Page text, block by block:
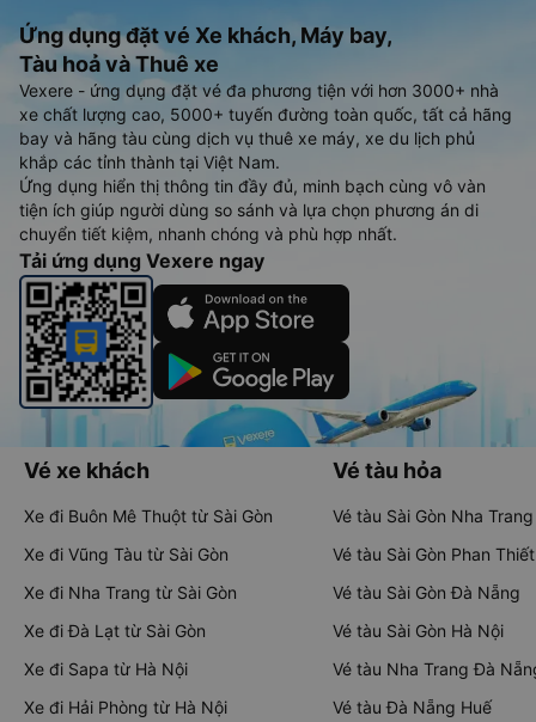
Ứng dụng đặt vé Xe khách, Máy bay,
Tàu hoả và Thuê xe
Vexere - ứng dụng đặt vé đa phương tiện với hơn 3000+ nhà
xe chất lượng cao, 5000+ tuyến đường toàn quốc, tất cả hãng
bay và hãng tàu cùng dịch vụ thuê xe máy, xe du lịch phủ
khắp các tỉnh thành tại Việt Nam.
Ứng dụng hiển thị thông tin đầy đủ, minh bạch cùng vô vàn
tiện ích giúp người dùng so sánh và lựa chọn phương án di
chuyển tiết kiệm, nhanh chóng và phù hợp nhất.
Tải ứng dụng Vexere ngay
Vé xe khách
Xe đi Buôn Mê Thuột từ Sài Gòn
Xe đi Vũng Tàu từ Sài Gòn
Xe đi Nha Trang từ Sài Gòn
Xe đi Đà Lạt từ Sài Gòn
Xe đi Sapa từ Hà Nội
Xe đi Hải Phòng từ Hà Nội
Vé tàu hỏa
Vé tàu Sài Gòn Nha Trang
Vé tàu Sài Gòn Phan Thiết
Vé tàu Sài Gòn Đà Nẵng
Vé tàu Sài Gòn Hà Nội
Vé tàu Nha Trang Đà
Vé tàu Đà Nẵng Huế